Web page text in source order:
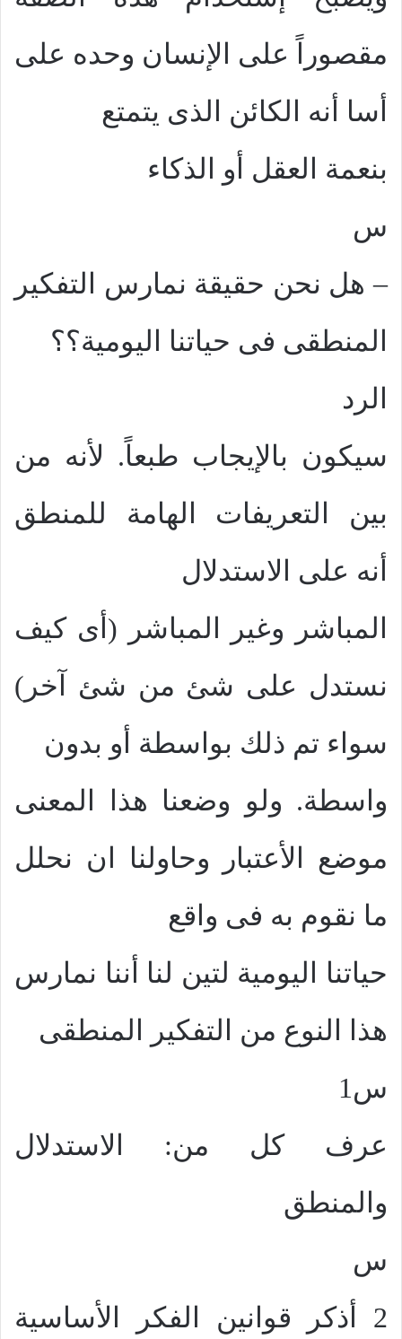
مقصوراً على الإنسان وحده على
أسا أنه الكائن الذى يتمتع
بنعمة العقل أو الذكاء
س
– هل نحن حقيقة نمارس التفكير
المنطقى فى حياتنا اليومية؟؟
الرد
سيكون بالإيجاب طبعاً. لأنه من
بين التعريفات الهامة للمنطق
أنه على الاستدلال
المباشر وغير المباشر (أى كيف
نستدل على شئ من شئ آخر)
سواء تم ذلك بواسطة أو بدون
واسطة. ولو وضعنا هذا المعنى
موضع الأعتبار وحاولنا ان نحلل
ما نقوم به فى واقع
حياتنا اليومية لتين لنا أننا نمارس
هذا النوع من التفكير المنطقى
س1
عرف كل من: الاستدلال
والمنطق
س
2 أذكر قوانين الفكر الأساسية